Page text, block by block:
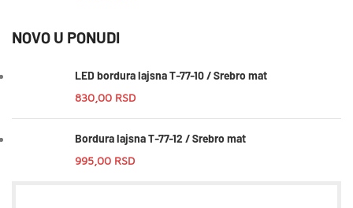
NOVO U PONUDI
LED bordura lajsna T-77-10 / Srebro mat
830,00 RSD
Bordura lajsna T-77-12 / Srebro mat
995,00 RSD